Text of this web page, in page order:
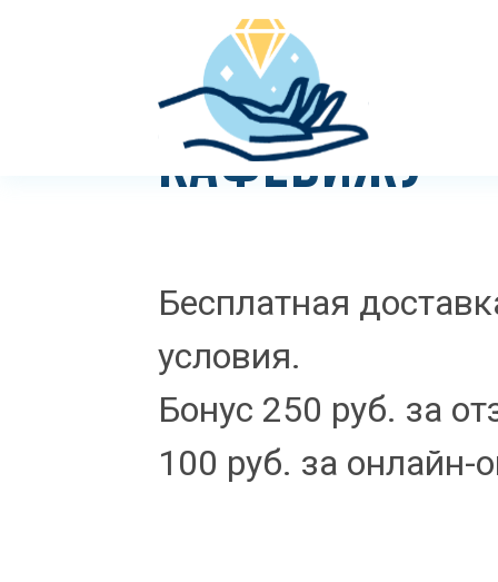
КАФЕБИЖУ
Бесплатная
условия.
Бонус 250 руб. за
100 руб. за онлайн-